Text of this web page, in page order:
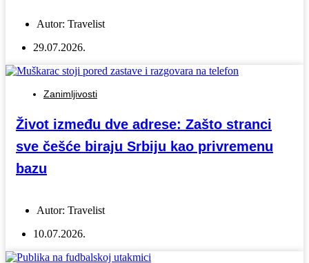
Autor: Travelist
29.07.2026.
Zanimljivosti
Život između dve adrese: Zašto stranci
sve češće biraju Srbiju kao privremenu
bazu
Autor: Travelist
10.07.2026.